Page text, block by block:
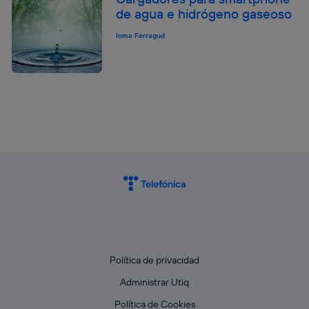
de agua e hidrógeno gaseoso
Inma Ferragud
Política de privacidad
Administrar Utiq
Política de Cookies